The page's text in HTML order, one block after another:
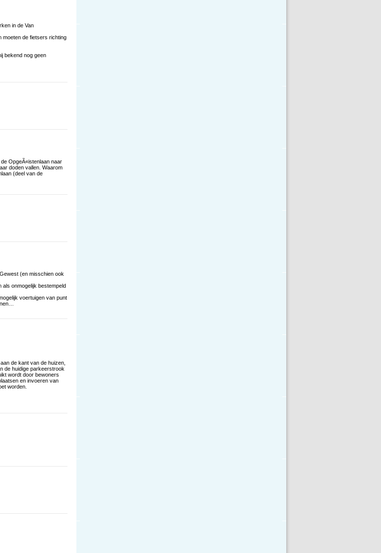
in de Van
moeten de fietsers richting
bekend nog geen
OpgeÃ«istenlaan naar
doden vallen. Waarom
(deel van de
(en misschien ook
onmogelijk bestempeld
voertuigen van punt
de kant van de huizen,
de huidige parkeerstrook
wordt door bewoners
en invoeren van
worden.